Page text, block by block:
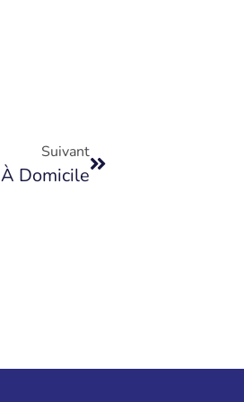
Suivant
Domicile